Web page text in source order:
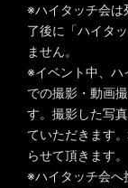
※ハイタッチ会は
了後に「ハイタ
ません。
※イベント中、ハ
での撮影・動画
す。撮影した写
ていただきます
らせて頂きます。
※ハイタッチ会へ